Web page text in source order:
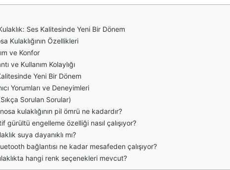
Ses Kalitesinde Yeni Bir Dönem
Kulaklığının Özellikleri
ve Konfor
ve Kullanım Kolaylığı
Yeni Bir Dönem
Yorumları ve Deneyimleri
Sorulan Sorular)
kulaklığının pil ömrü ne kadardır?
gürültü engelleme özelliği nasıl çalışıyor?
suya dayanıklı mı?
bağlantısı ne kadar mesafeden çalışıyor?
hangi renk seçenekleri mevcut?